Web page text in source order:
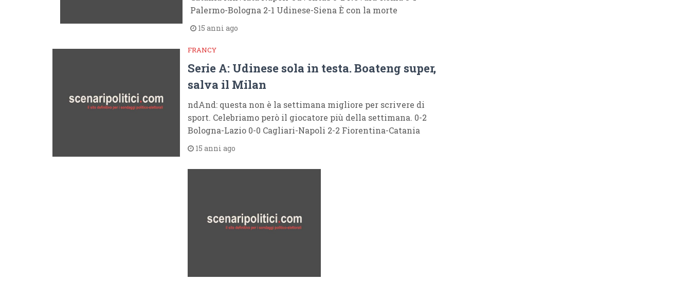
Palermo-Bologna 2-1 Udinese-Siena È con la morte
15 anni ago
FRANCY
Serie A: Udinese sola in testa. Boateng super,
salva il Milan
ndAnd: questa non è la settimana migliore per scrivere di
sport. Celebriamo però il giocatore più della settimana. 0-2
Bologna-Lazio 0-0 Cagliari-Napoli 2-2 Fiorentina-Catania
15 anni ago